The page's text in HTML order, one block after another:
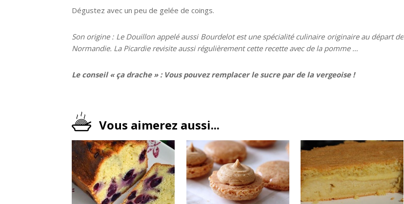
Dégustez avec un peu de gelée de coings.
Son origine :Le Douillon appelé aussi Bourdelot est une spécialité culinaire originaire au départ de
Normandie. La Picardie revisite aussi régulièrement cette recette avec de la pomme …
Le conseil « ça drache » : Vous pouvez remplacer le sucre par de la vergeoise !
Vous aimerez aussi...